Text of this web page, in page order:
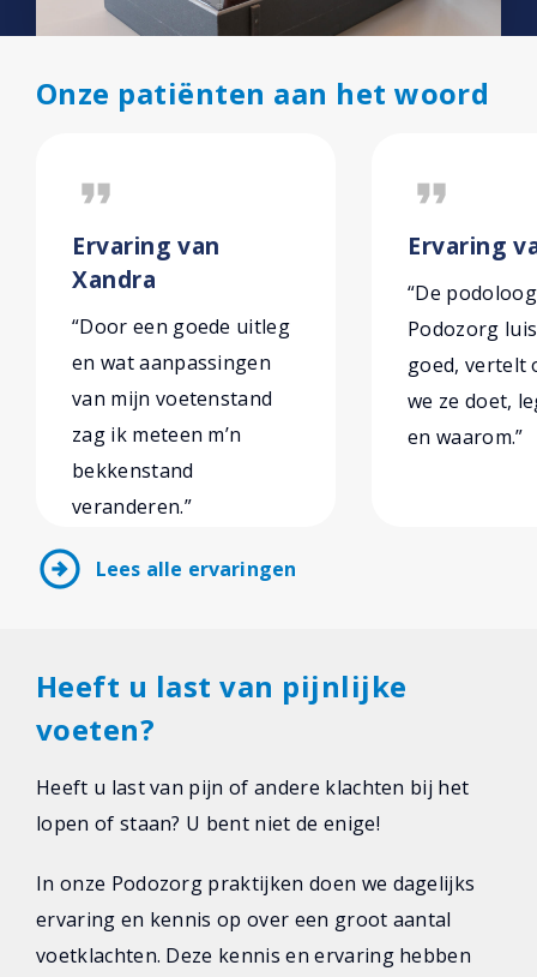
Onze patiënten aan het woord
format_quote
Ervaring van
Xandra
“Door een goede uitleg
en wat aanpassingen
van mijn voetenstand
zag ik meteen m’n
bekkenstand
veranderen.”
format_quote
Ervaring
“De
Podozorg
goed, vertelt
we ze doet,
en waarom.”
arrow_circle_right Lees alle ervaringen
Heeft u last van pijnlijke
voeten?
Heeft u last van pijn of andere klachten bij het
lopen of staan? U bent niet de enige!
In onze Podozorg praktijken doen we dagelijks
ervaring en kennis op over een groot aantal
voetklachten. Deze kennis en ervaring hebben